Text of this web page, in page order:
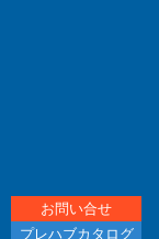
お問い合せ
プレハブカタログ